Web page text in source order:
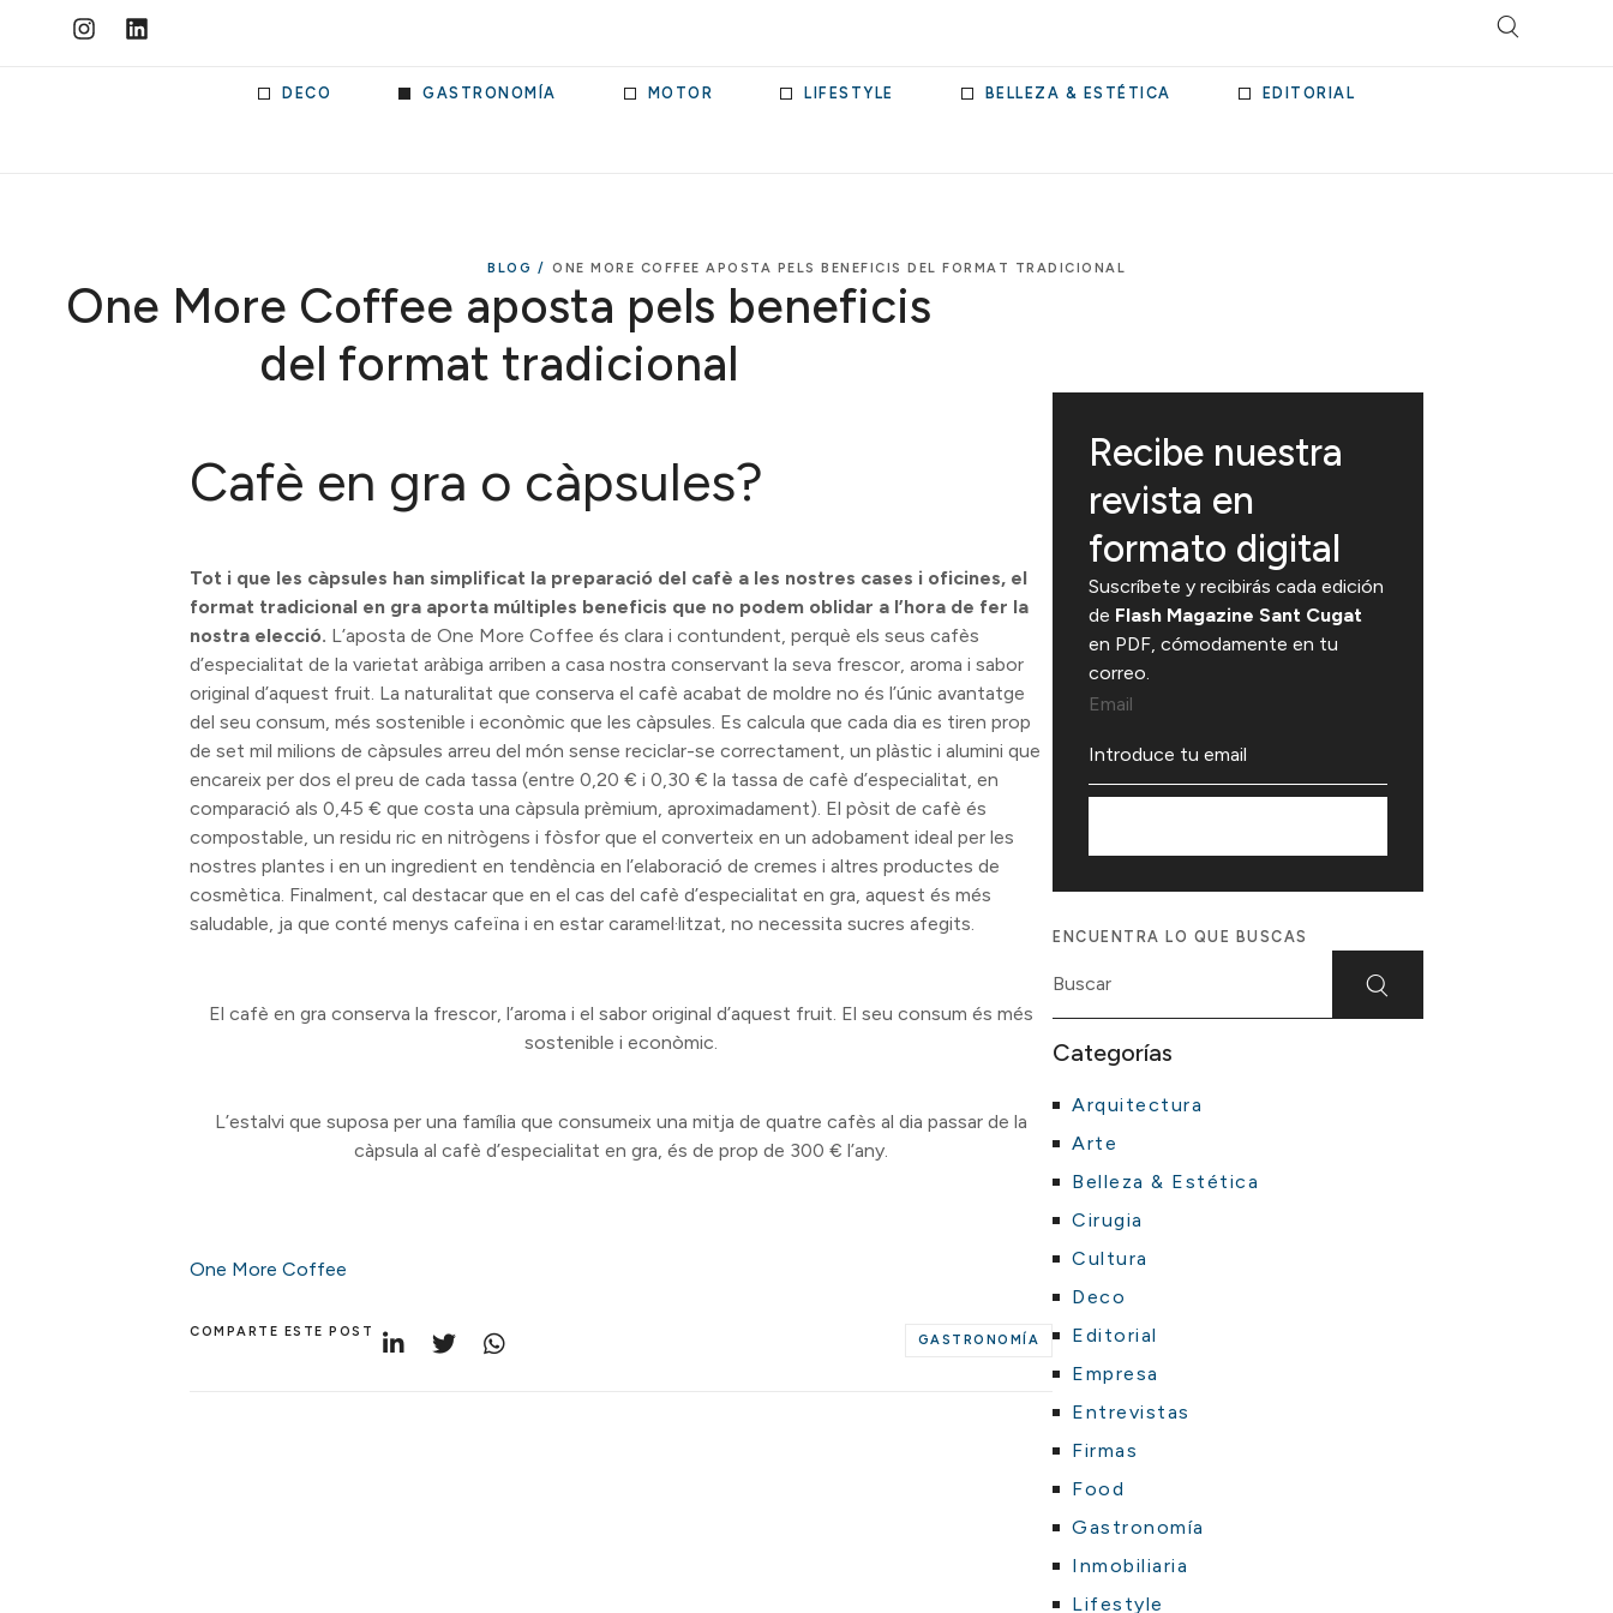
DECO GASTRONOMÍA MOTOR LIFESTYLE BELLEZA & ESTÉTICA EDITORIAL
BLOG / ONE MORE COFFEE APOSTA PELS BENEFICIS DEL FORMAT TRADICIONAL
One More Coffee aposta pels beneficis
del format tradicional
Cafè en gra o càpsules?
Tot i que les càpsules han simplificat la preparació del cafè a les nostres cases i oficines, el
format tradicional en gra aporta múltiples beneficis que no podem oblidar a l’hora de fer la
nostra elecció. L’aposta de One More Coffee és clara i contundent, perquè els seus cafès
d’especialitat de la varietat aràbiga arriben a casa nostra conservant la seva frescor, aroma i sabor
original d’aquest fruit. La naturalitat que conserva el cafè acabat de moldre no és l’únic avantatge
del seu consum, més sostenible i econòmic que les càpsules. Es calcula que cada dia es tiren prop
de set mil milions de càpsules arreu del món sense reciclar-se correctament, un plàstic i alumini que
encareix per dos el preu de cada tassa (entre 0,20 € i 0,30 € la tassa de cafè d’especialitat, en
comparació als 0,45 € que costa una càpsula prèmium, aproximadament). El pòsit de cafè és
compostable, un residu ric en nitrògens i fòsfor que el converteix en un adobament ideal per les
nostres plantes i en un ingredient en tendència en l’elaboració de cremes i altres productes de
cosmètica. Finalment, cal destacar que en el cas del cafè d’especialitat en gra, aquest és més
saludable, ja que conté menys cafeïna i en estar caramel·litzat, no necessita sucres afegits.
El cafè en gra conserva la frescor, l’aroma i el sabor original d’aquest fruit. El seu consum és més
sostenible i econòmic.
L’estalvi que suposa per una família que consumeix una mitja de quatre cafès al dia passar de la
càpsula al cafè d’especialitat en gra, és de prop de 300 € l’any.
One More Coffee
COMPARTE ESTE POST
GASTRONOMÍA
Recibe nuestra
revista en
formato digital
Suscríbete y recibirás cada edición
de Flash Magazine Sant Cugat
en PDF, cómodamente en tu
correo.
Email
ENCUENTRA LO QUE BUSCAS
Categorías
Arquitectura
Arte
Belleza & Estética
Cirugia
Cultura
Deco
Editorial
Empresa
Entrevistas
Firmas
Food
Gastronomía
Inmobiliaria
Lifestyle